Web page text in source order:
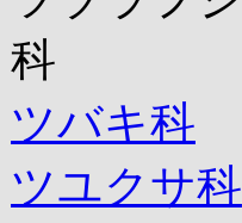
科
ツバキ科
ツユクサ科